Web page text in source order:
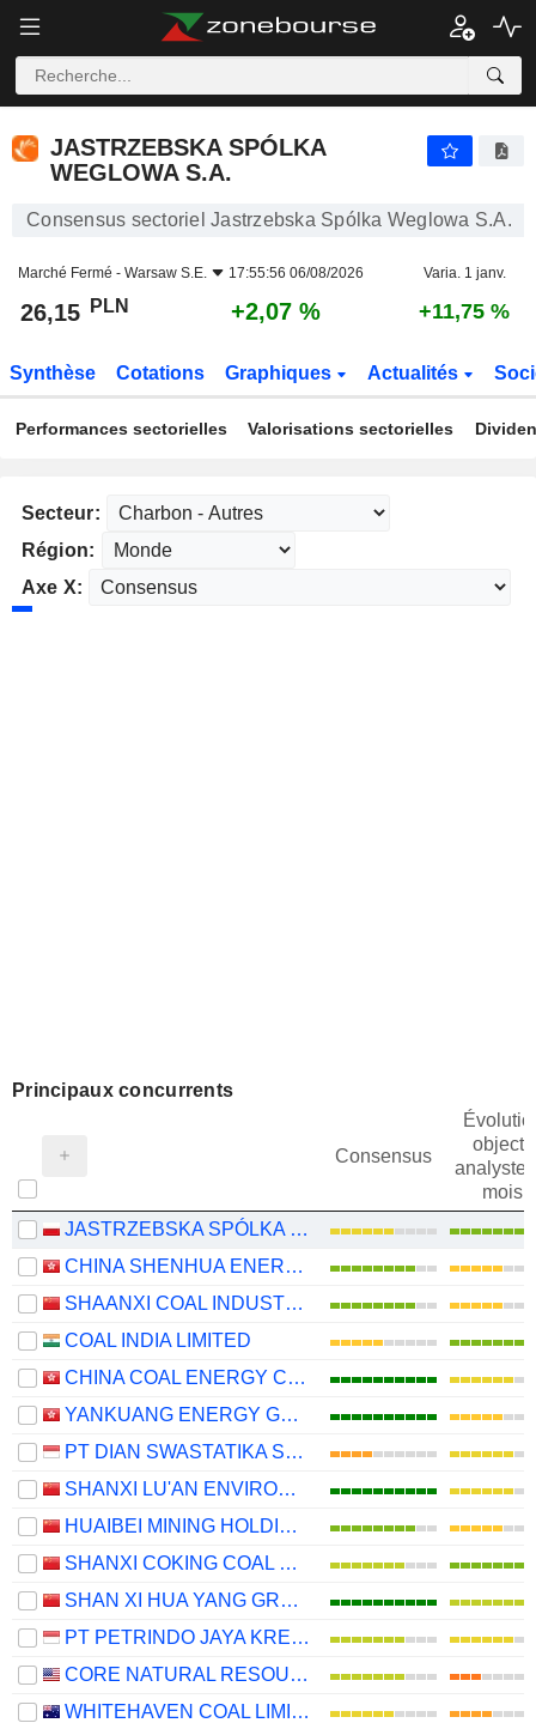
JASTRZEBSKA SPÓLKA
WEGLOWA S.A.
Consensus sectoriel Jastrzebska Spólka Weglowa S.A.
Marché Fermé - Warsaw S.E. 17:55:56 06/08/2026 Varia. 1 janv.
26,15 PLN +2,07 % +11,75 %
Synthèse Cotations Graphiques Actualités
Performances sectorielles Valorisations sectorielles
Secteur:
Région:
Axe X:
Principaux concurrents
Consensus
objectif
mois
JASTRZEBSKA SPÓLKA WEGLOWA S.A.
CHINA SHENHUA ENERGY COMPANY LIMITED
SHAANXI COAL INDUSTRY COMPANY LIMITED
COAL INDIA LIMITED
CHINA COAL ENERGY COMPANY LIMITED
YANKUANG ENERGY GROUP COMPANY LIMITED
PT DIAN SWASTATIKA SENTOSA TBK
SHANXI LU'AN ENVIRONMENTAL ENERGY DEVELOPMENT CO., LTD.
HUAIBEI MINING HOLDINGS CO.,LTD.
SHANXI COKING COAL ENERGY GROUP CO., LTD.
SHAN XI HUA YANG GROUP NEW ENERGY CO.,LTD.
PT PETRINDO JAYA KREASI TBK
CORE NATURAL RESOURCES, INC.
WHITEHAVEN COAL LIMITED